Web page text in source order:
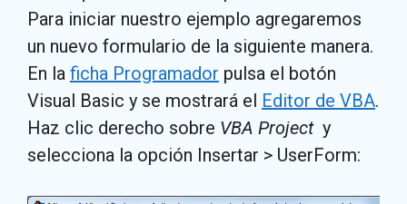
Para iniciar nuestro ejemplo agregaremos
un nuevo formulario de la siguiente manera.
En la ficha Programador pulsa el botón
Visual Basic y se mostrará el Editor de VBA.
Haz clic derecho sobre VBA Projecty
selecciona la opción Insertar > UserForm: